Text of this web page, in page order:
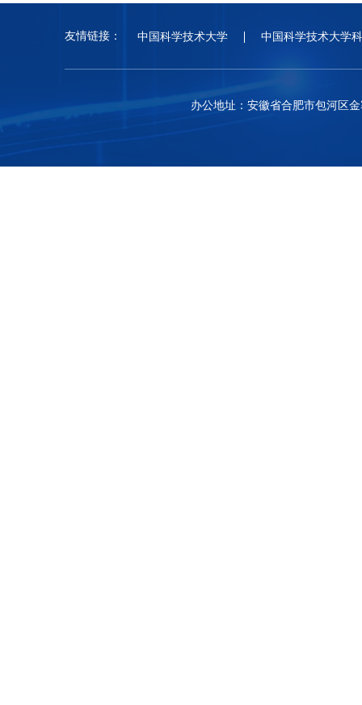
友情链接： 中国科学技术大学 中国科学技术大学
办公地址：安徽省合肥市包河区